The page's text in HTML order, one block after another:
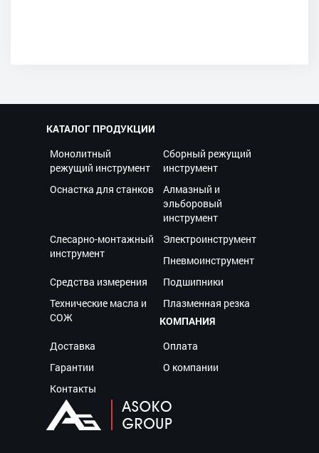
КАТАЛОГ ПРОДУКЦИИ
Монолитный
режущий инструмент
Сборный режущий
инструмент
Оснастка для станков
Алмазный и
эльборовый
инструмент
Слесарно-монтажный
инструмент
Электроинструмент
Пневмоинструмент
Средства измерения
Подшипники
Технические масла и
СОЖ
Плазменная резка
КОМПАНИЯ
Доставка
Оплата
Гарантии
О компании
Контакты